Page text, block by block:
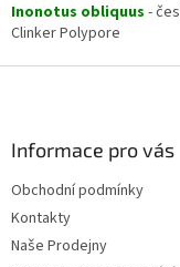
Inonotus obliquus -
Clinker Polypore
Informace pro vás
Obchodní podmínky
Kontakty
Naše Prodejny